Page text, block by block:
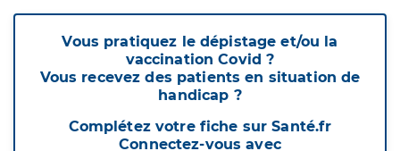
Vous pratiquez le dépistage et/ou la
vaccination Covid ?
Vous recevez des patients en situation de
handicap ?
Complétez votre fiche sur Santé.fr
Connectez-vous avec